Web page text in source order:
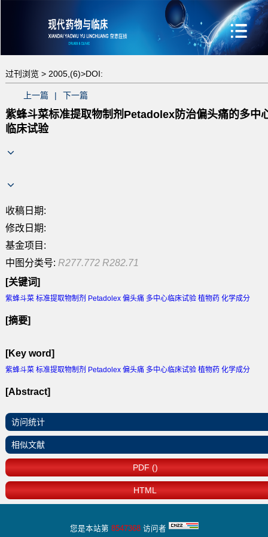
过刊浏览 > 2005,(6)>DOI:
上一篇 | 下一篇
紫蜂斗菜标准提取物制剂Petadolex防治偏头痛的多中
临床试验
收稿日期:
修改日期:
基金项目:
中图分类号: R277.772 R282.71
[关键词]
紫蜂斗菜 标准提取物制剂 Petadolex 偏头痛 多中心临床试验 植物药 化学成分
[摘要]
[Key word]
紫蜂斗菜 标准提取物制剂 Petadolex 偏头痛 多中心临床试验 植物药 化学成分
[Abstract]
访问统计
相似文献
PDF ()
HTML
您是本站第 8547368访问者